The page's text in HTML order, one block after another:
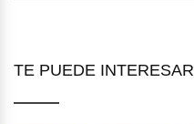
TE PUEDE INTERESAR